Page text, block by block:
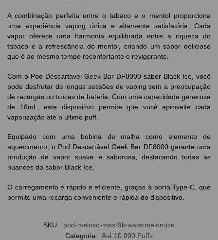
A combinação perfeita entre o tabaco e o mentol proporciona
uma experiência vaping única e altamente satisfatória. Cada
vapor oferece uma harmonia equilibrada entre a riqueza do
tabaco e a refrescância do mentol, criando um sabor delicioso
que é ao mesmo tempo reconfortante e revigorante.
Com o Pod Descartável Geek Bar DF8000 sabor Black Ice, você
pode desfrutar de longas sessões de vaping sem a preocupação
de recargas ou trocas de bateria. Com uma capacidade generosa
de 18mL, este dispositivo permite que você aproveite cada
vaporização até o último puff.
Equipado com uma bobina de malha como elemento de
aquecimento, o Pod Descartável Geek Bar DF8000 garante uma
produção de vapor suave e saborosa, destacando todas as
nuances do sabor Black Ice.
O carregamento é rápido e eficiente, graças à porta Type-C, que
permite uma recarga conveniente e rápida do dispositivo.
SKU:
pod-meloso-max-9k-watermelon-ice
Categoria:
Até 10.000 Puffs